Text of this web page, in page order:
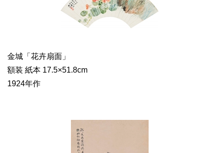
金城「花卉扇面」
額装 紙本 17.5×51.8cm
1924年作